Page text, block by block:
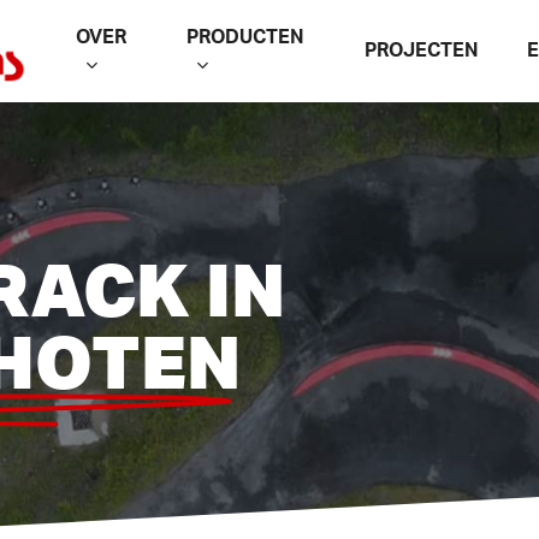
OVER PRODUCTEN
PROJECTEN
IN